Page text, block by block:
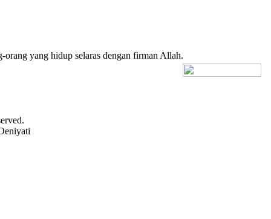
orang yang hidup selaras dengan firman Allah.